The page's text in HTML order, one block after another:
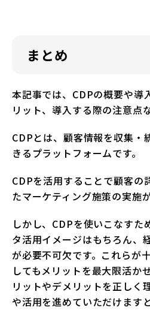
まとめ
本記事では、CDPの概要や導
リット、導入する際の注意点
CDPとは、顧客情報を収集・
きるプラットフォームです。
CDPを活用することで顧客の
たマーケティング施策の実施
しかし、CDPを使いこなすた
タ活用イメージはもちろん、
が必要不可欠です。これらが
してもメリットを最大限活か
リットやデメリットを正しく
や活用を進めていただけます